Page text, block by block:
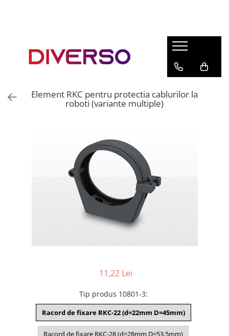
ASA
MULTIMATERIAL
Element RKC pentru protectia cablurilor la
roboti (variante multiple)
11,22 Lei
Tip produs 10801-3:
Racord de fixare RKC-22 (d=22mm D=45mm)
Racord de fixare RKC-28 (d=28mm D=53,5mm)